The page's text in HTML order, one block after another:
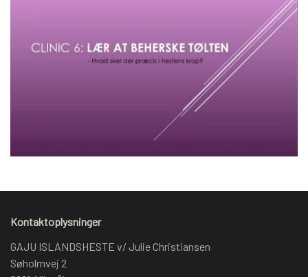
Kontaktoplysninger
GAJU ISLANDSHESTE v/ Julie Christiansen
Søholmvej 2